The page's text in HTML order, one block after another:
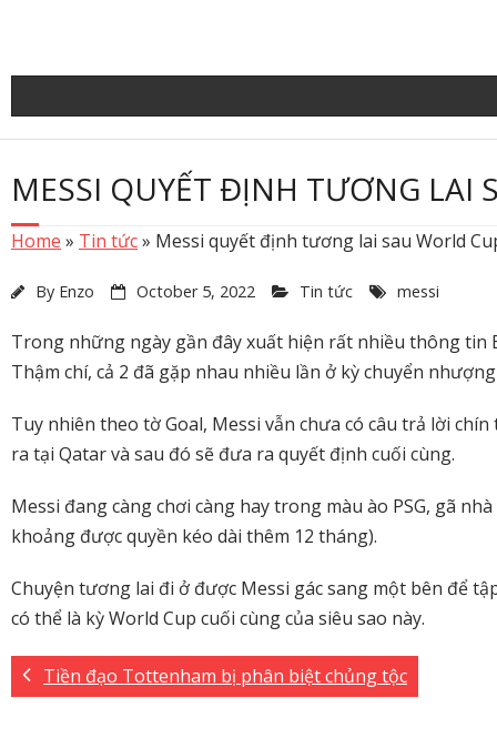
content
MESSI QUYẾT ĐỊNH TƯƠNG LAI
Home » Tin tức» Messi quyết định tương lai sau World
By Enzo October 5, 2022 Tin tức messi
Trong những ngày gần đây xuất hiện rất nhiều thông tin
Thậm chí, cả 2 đã gặp nhau nhiều lần ở kỳ chuyển
Tuy nhiên theo tờ Goal, Messi vẫn chưa có câu trả lời
ra tại Qatar và sau đó sẽ đưa ra quyết định cuối cùng.
Messi đang càng chơi càng hay trong màu ào PSG, gã
khoảng được quyền kéo dài thêm 12 tháng).
Chuyện tương lai đi ở được Messi gác sang một bên để
có thể là kỳ World Cup cuối cùng của siêu sao này.
Tiền đạo Tottenham bị phân biệt chủng tộc